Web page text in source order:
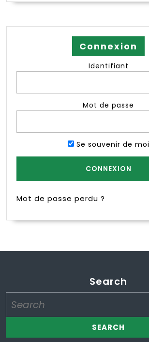
Connexion
Identifiant
Mot de passe
Se souvenir de moi
Mot de passe perdu ?
Search
for: